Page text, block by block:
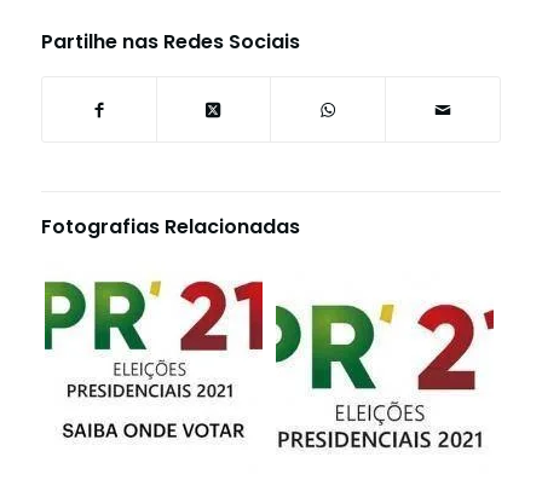
Partilhe nas Redes Sociais
Fotografias Relacionadas